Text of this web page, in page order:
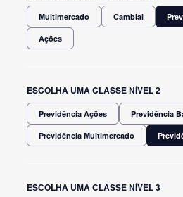
Multimercado Cambial
Ações
ESCOLHA UMA CLASSE NÍVEL 2
Previdência Ações Previdência
Previdência Multimercado
ESCOLHA UMA CLASSE NÍVEL 3